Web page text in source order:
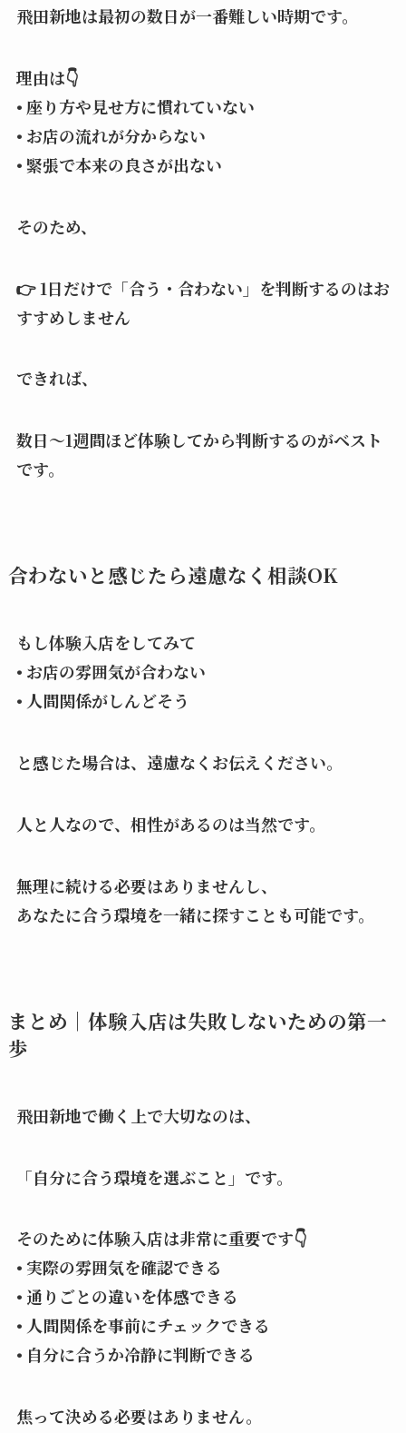
飛田新地は最初の数日が一番難しい時期です。
理由は👇
• 座り方や見せ方に慣れていない
• お店の流れが分からない
• 緊張で本来の良さが出ない
そのため、
👉 1日だけで「合う・合わない」を判断するのはお
すすめしません
できれば、
数日〜1週間ほど体験してから判断するのがベスト
です。
合わないと感じたら遠慮なく相談OK
もし体験入店をしてみて
• お店の雰囲気が合わない
• 人間関係がしんどそう
と感じた場合は、遠慮なくお伝えください。
人と人なので、相性があるのは当然です。
無理に続ける必要はありませんし、
あなたに合う環境を一緒に探すことも可能です。
まとめ｜体験入店は失敗しないための第一
歩
飛田新地で働く上で大切なのは、
「自分に合う環境を選ぶこと」です。
そのために体験入店は非常に重要です👇
• 実際の雰囲気を確認できる
• 通りごとの違いを体感できる
• 人間関係を事前にチェックできる
• 自分に合うか冷静に判断できる
焦って決める必要はありません。